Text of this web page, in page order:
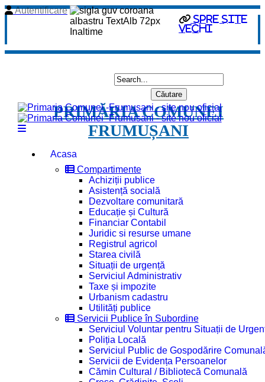
spre site
vechi
Autentificare
PRIMĂRIA COMUNEI
FRUMUȘANI
Acasa
Compartimente
Achiziții publice
Asistență socială
Dezvoltare comunitară
Educație și Cultură
Financiar Contabil
Juridic si resurse umane
Registrul agricol
Starea civilă
Situații de urgență
Serviciul Administrativ
Taxe și impozite
Urbanism cadastru
Utilități publice
Servicii Publice în Subordine
Serviciul Voluntar pentru Situații de
Poliția Locală
Serviciul Public de Gospodărire
Servicii de Evidența Persoanelor
Cămin Cultural / Bibliotecă Comunală